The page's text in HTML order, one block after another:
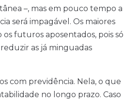
–, mas em pouco tempo a
será impagável. Os maiores
os futuros aposentados, pois só
as já minguadas
com previdência. Nela, o que
no longo prazo. Caso